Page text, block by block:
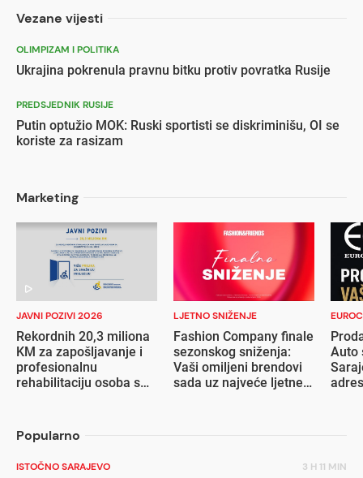
Vezane vijesti
OLIMPIZAM I POLITIKA
Ukrajina pokrenula pravnu bitku protiv povratka Rusije
PREDSJEDNIK RUSIJE
Putin optužio MOK: Ruski sportisti se diskriminišu, OI se
koriste za rasizam
Marketing
JAVNI POZIVI 2026
Rekordnih 20,3 miliona
KM za zapošljavanje i
profesionalnu
rehabilitaciju osoba s
LJETNO SNIŽENJE
Fashion Company finale
sezonskog sniženja:
Vaši omiljeni brendovi
sada uz najveće ljetne
Auto
Popularno
ISTOČNO SARAJEVO 3 H 11 MIN